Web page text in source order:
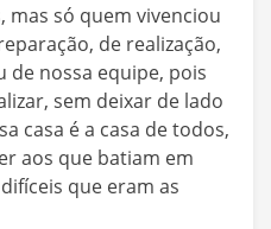
mas só quem vivenciou
de realização,
de nossa equipe, pois
sem deixar de lado
casa é a casa de todos,
aos que batiam em
que eram as